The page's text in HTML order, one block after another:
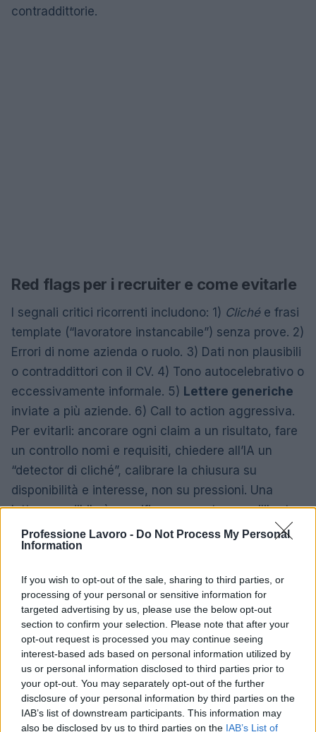
Professione Lavoro - Do Not Process My Personal
Information
If you wish to opt-out of the sale, sharing to third parties, or
processing of your personal or sensitive information for
targeted advertising by us, please use the below opt-out
section to confirm your selection. Please note that after your
opt-out request is processed you may continue seeing
interest-based ads based on personal information utilized by
us or personal information disclosed to third parties prior to
your opt-out. You may separately opt-out of the further
disclosure of your personal information by third parties on the
IAB’s list of downstream participants. This information may
also be disclosed by us to third parties on the IAB’s List of
contraddittorie.
Red flags per i recruiter e come evitarle
I segnali critici ricorrenti includono: 1) Clichée frasi
template (“lavoratore instancabile”) senza prove. 2)
Errori di nome azienda o ruolo. 3) Dati non plausibili
o contraddittori con il CV. 4) Tono autocelebrativo o
eccessivamente informale. 5) Lettere generiche
inviate a più aziende. 6) Call to action aggressiva.
Per evitarli: ancorare ogni claim a un risultato, fare
un controllo nomi e requisiti, chiedere all’IA un
“detector di cliché”, calibrare la chiusura su
disponibilità e interesse, non su pressioni. Una
lettera credibile è specifica, accurata e equilibrata.
Casi specifici ed eccezioni
Nel cambio carriera, l’IA aiuta a tradurre
competenzetrasferibiliin benefici per il nuovo
ruolo, con esempi: gestione progetti, analisi dati,
relazione clienti. Per profili junior, si privilegiano
metriche diapprendimentoprogetti accademici,
volontariato, portfolio. Per professioni creative, si
può osare un’apertura più originale, mantenendo
comunque chiarezza efocussull’impatto. Ruoli